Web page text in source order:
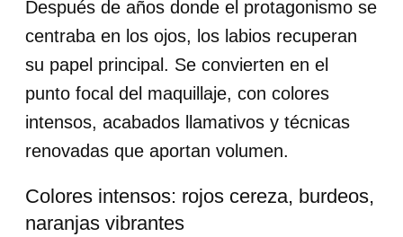
Después de años donde el protagonismo se
centraba en los ojos, los labios recuperan
su papel principal. Se convierten en el
punto focal del maquillaje, con colores
intensos, acabados llamativos y técnicas
renovadas que aportan volumen.
Colores intensos: rojos cereza, burdeos,
naranjas vibrantes